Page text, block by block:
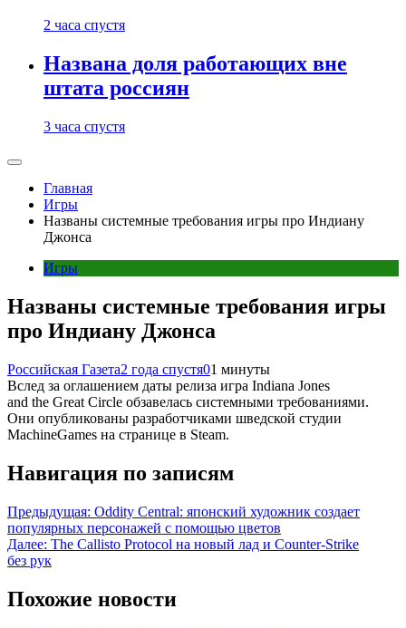
2 часа спустя
Названа доля работающих вне
штата россиян
3 часа спустя
Главная
Игры
Названы системные требования игры про Индиану
Джонса
Игры
Названы системные требования игры
про Индиану Джонса
Российская Газета2 года спустя01 минуты
Вслед за оглашением даты релиза игра Indiana Jones
and the Great Circle обзавелась системными требованиями.
Они опубликованы разработчиками шведской студии
MachineGames на странице в Steam.
Навигация по записям
Предыдущая: Oddity Central: японский художник создает
популярных персонажей с помощью цветов
Далее: The Callisto Protocol на новый лад и Counter-Strike
без рук
Похожие новости